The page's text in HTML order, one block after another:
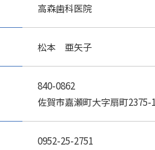
高森歯科医院
松本 亜矢子
840-0862
佐賀市嘉瀬町大字扇町2375-
0952-25-2751